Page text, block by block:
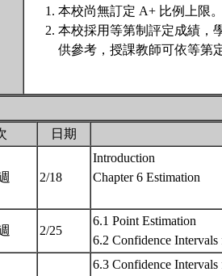
本校尚無訂定 A+ 比例上限
本校採用等第制評定成績，
供參考，授課教師可依等第
日期
2/18
Introduction
Chapter 6 Estimation
2/25
6.1 Point Estimation
6.2 Confidence
6.3 Confidence